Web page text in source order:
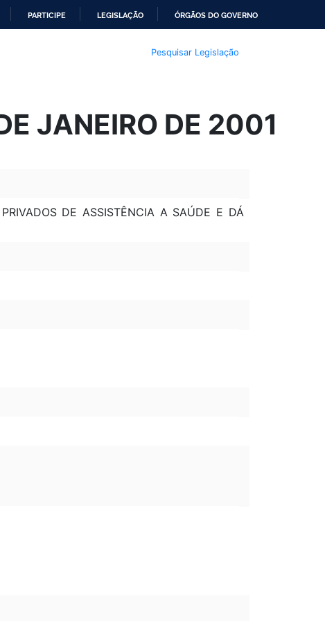
PARTICIPE LEGISLAÇÃO ÓRGÃOS DO GOVERNO
Pesquisar Legislação
JANEIRO DE 2001
DE ASSISTÊNCIA A SAÚDE E DÁ